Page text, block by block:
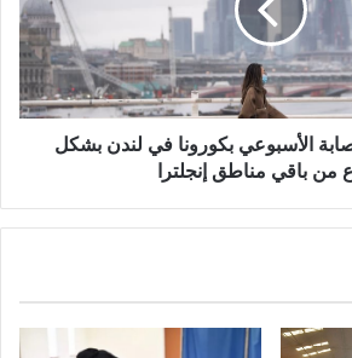
الأسبوعي بكورونا في لندن بشكل
من باقي مناطق إنجلترا